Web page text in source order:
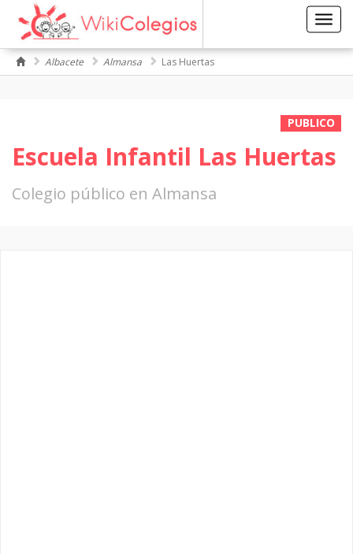
Albacete Almansa Las Huertas
PUBLICO
Escuela Infantil Las Huertas
Colegio público en Almansa